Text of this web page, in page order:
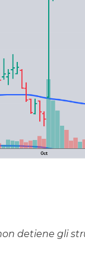
detiene gli